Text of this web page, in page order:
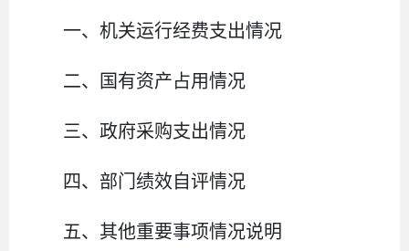
一、机关运行经费支出情况
二、 国有资产占用情况
三、政府采购支出情况
四、 部门绩效自评情况
五、 其他重要事项情况说明